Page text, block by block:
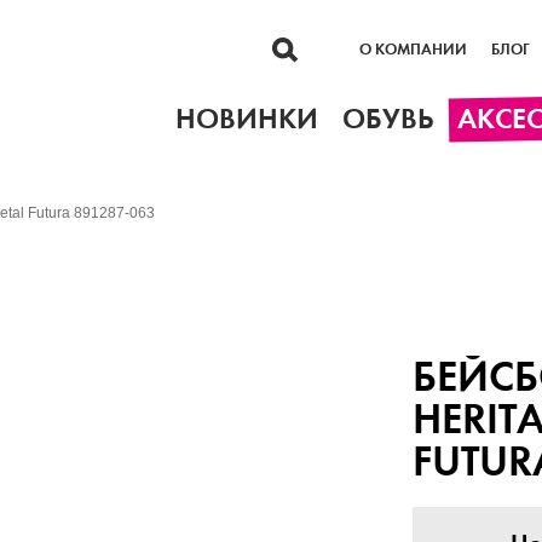
О КОМПАНИИ БЛОГ
НОВИНКИ ОБУВЬ
Futura 891287-063